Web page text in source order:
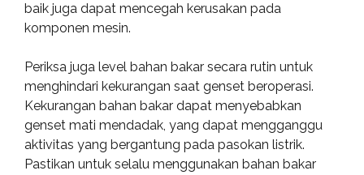
baik juga dapat mencegah kerusakan pada
komponen mesin.
Periksa juga level bahan bakar secara rutin untuk
menghindari kekurangan saat genset beroperasi.
Kekurangan bahan bakar dapat menyebabkan
genset mati mendadak, yang dapat mengganggu
aktivitas yang bergantung pada pasokan listrik.
Pastikan untuk selalu menggunakan bahan bakar